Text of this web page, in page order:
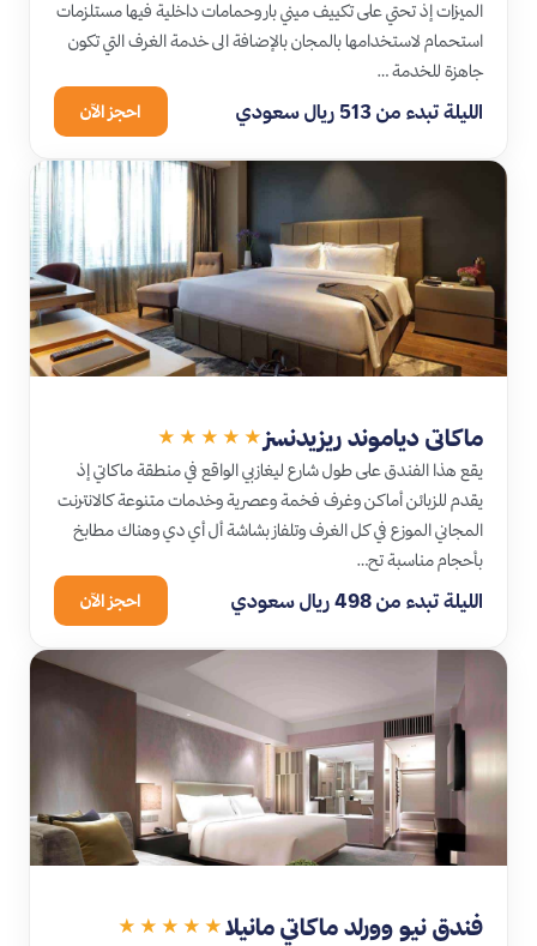
الميزات إذ تحتي على تكييف ميني بار وحمامات داخلية فيها مستلزمات
استحمام لاستخدامها بالمجان بالإضافة الى خدمة الغرف التي تكون
جاهزة للخدمة …
الليلة تبدء من 513 ريال سعودي احجز الآن
ماكاتى دياموند ريزيدنسز ★★★★★
يقع هذا الفندق على طول شارع ليغازبي الواقع في منطقة ماكاتي إذ
يقدم للزبائن أماكن وغرف فخمة وعصرية وخدمات متنوعة كالانترنت
المجاني الموزع في كل الغرف وتلفاز بشاشة أل أي دي وهناك مطابخ
بأحجام مناسبة تح…
الليلة تبدء من 498 ريال سعودي احجز الآن
فندق نيو وورلد ماكاتي مانيلا ★★★★★